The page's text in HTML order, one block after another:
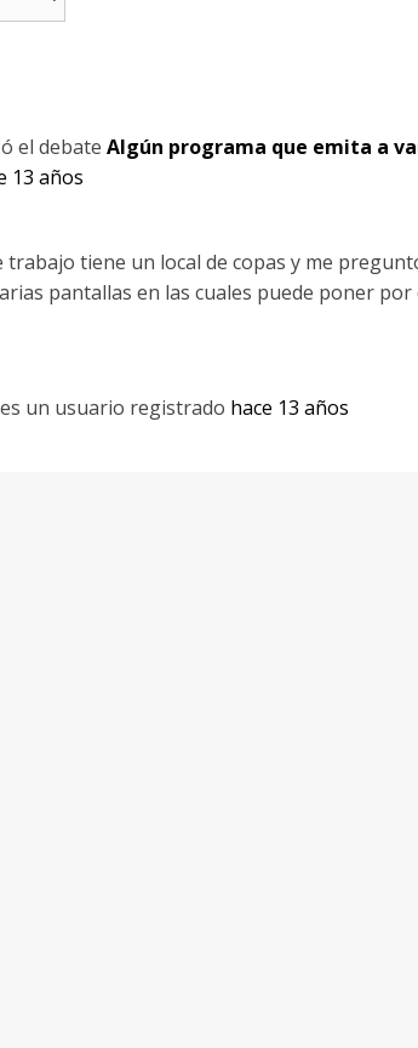
el debate Algún programa que emita a
13 años
trabajo tiene un local de copas y me
pantallas en las cuales puede poner
un usuario registrado hace 13 años